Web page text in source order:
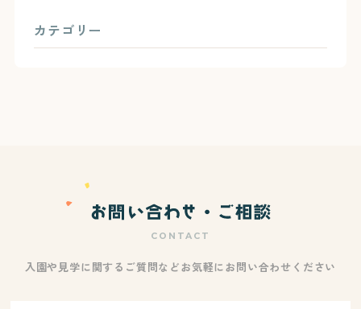
カテゴリー
CONTACT
入園や見学に関するご質問などお気軽にお問い合わせください